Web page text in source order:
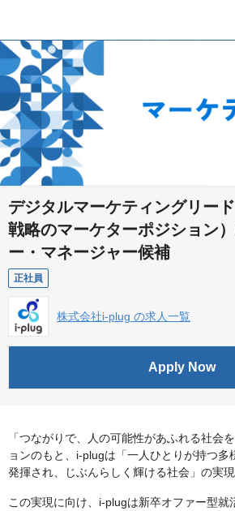
デジタルマーケティングリー
戦略のマーケターポジション
ー・マネージャー候補
正社員
株式会社i-plug の求人一覧
Apply Now
「つながりで、人の可能性があふれる社会
ョンのもと、i-plugは「一人ひとりが持つ多
発揮され、じぶんらしく輝ける社会」の実現
この実現に向け、i-plugは新卒オファー型就